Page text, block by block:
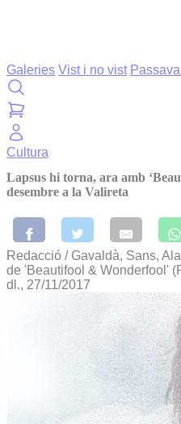
Galeries Vist i no vist
Cultura
Lapsus hi torna, ara amb
desembre a la Valireta
Redacció / Gavaldà, Sans,
de 'Beautifool & Wonderfool'
dl., 27/11/2017